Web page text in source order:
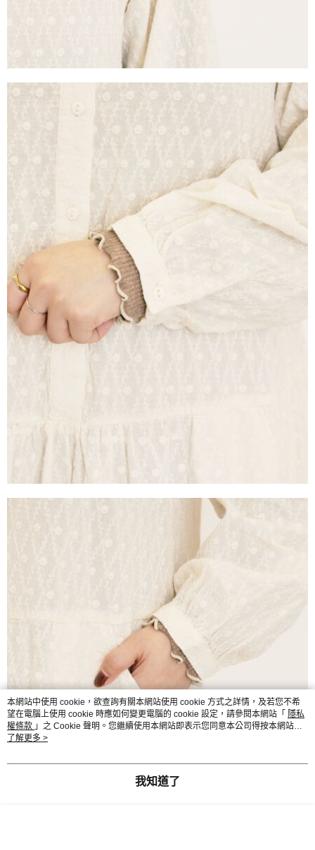
本網站中使用 cookie，欲查詢有關本網站使用 cookie 方式之詳情，及若您不希
望在電腦上使用 cookie 時應如何變更電腦的 cookie 設定，請參閱本網站「 隱私
權條款 」之 Cookie 聲明。您繼續使用本網站即表示您同意本公司得按本網站使
用條款之 Cookie 聲明使用 cookie。
了解更多 >
我知道了